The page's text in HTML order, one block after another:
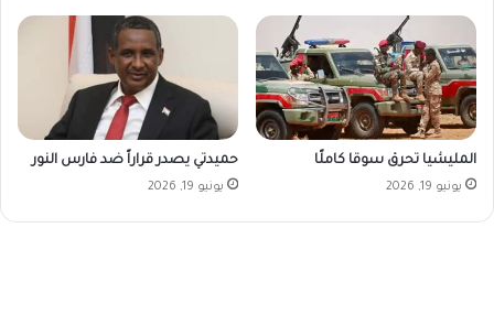
المليشيا تحرق سوقا كاملًا
يونيو 19, 2026
حميدتي يصدر قراراً ضد فارس النور
يونيو 19, 2026